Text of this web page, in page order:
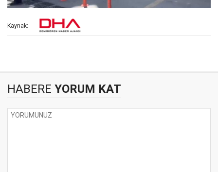
Kaynak:
HABERE YORUM KAT